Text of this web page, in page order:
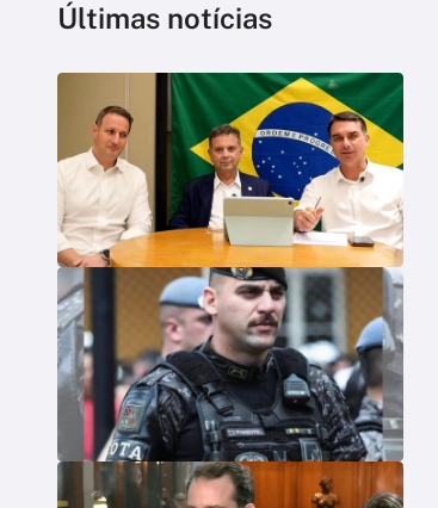
Últimas notícias